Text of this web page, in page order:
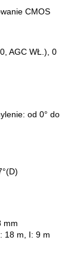
CMOS
AGC WŁ.), 0
od 0° do
mm
18 m, I: 9 m